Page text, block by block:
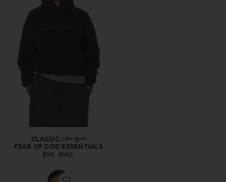
CLASSIC パーカー
FEAR OF GOD ESSENTIALS
$96 Previous price:
$165